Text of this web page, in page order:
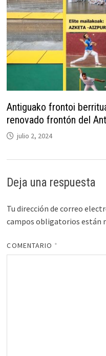
Antiguako frontoi
renovado frontón del
julio 2, 2024
Deja una respuesta
Tu dirección de correo
campos obligatorios están
COMENTARIO *